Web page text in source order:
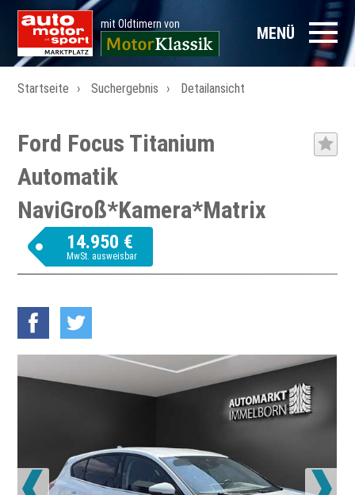
mit Oldtimern von MENÜ
Startseite Suchergebnis Detailansicht
Ford Focus Titanium
Automatik
NaviGroß*Kamera*Matrix
14.950 €
MwSt. ausweisbar